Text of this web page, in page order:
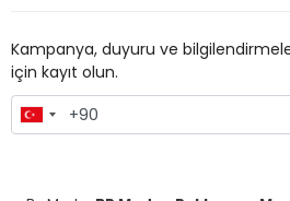
Kampanya, duyuru ve
için kayıt olun.